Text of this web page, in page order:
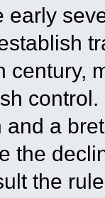
early
century,
a
the
the